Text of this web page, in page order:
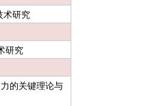
术研究
研究
的关键理论与